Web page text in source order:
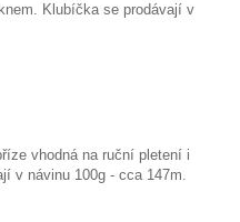
Klubíčka se prodávají v
vhodná na ruční pletení i
v návinu 100g - cca 147m.